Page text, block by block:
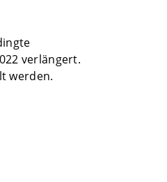
verlängert.
werden.